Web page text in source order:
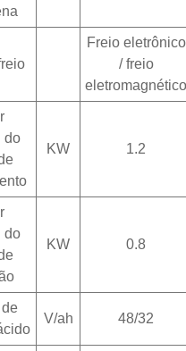
Freio eletrônico
/ freio
eletromagnético
do
KW 1.2
do
KW 0.8
V/ah 48/32